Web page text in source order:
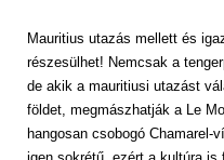
Mauritius utazás mellett és
részesülhet! Nemcsak a
de akik a mauritiusi utazást
földet, megmászhatják a Le
hangosan csobogó